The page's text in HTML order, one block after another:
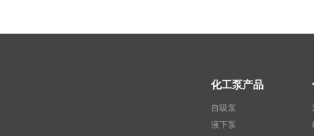
化工泵产品
自吸泵
液下泵